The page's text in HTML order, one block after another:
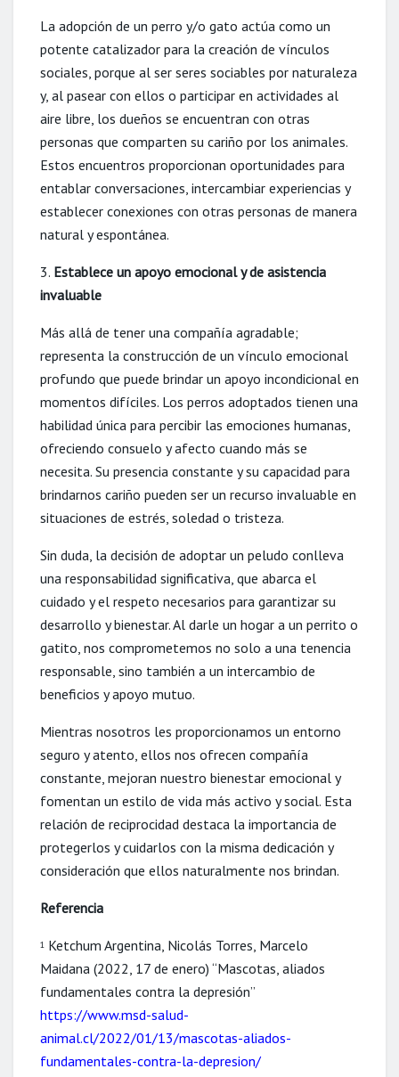
La adopción de un perro y/o gato actúa como un
potente catalizador para la creación de vínculos
sociales, porque al ser seres sociables por naturaleza
y, al pasear con ellos o participar en actividades al
aire libre, los dueños se encuentran con otras
personas que comparten su cariño por los animales.
Estos encuentros proporcionan oportunidades para
entablar conversaciones, intercambiar experiencias y
establecer conexiones con otras personas de manera
natural y espontánea.
3. Establece un apoyo emocional y de asistencia
invaluable
Más allá de tener una compañía agradable;
representa la construcción de un vínculo emocional
profundo que puede brindar un apoyo incondicional en
momentos difíciles. Los perros adoptados tienen una
habilidad única para percibir las emociones humanas,
ofreciendo consuelo y afecto cuando más se
necesita. Su presencia constante y su capacidad para
brindarnos cariño pueden ser un recurso invaluable en
situaciones de estrés, soledad o tristeza.
Sin duda, la decisión de adoptar un peludo conlleva
una responsabilidad significativa, que abarca el
cuidado y el respeto necesarios para garantizar su
desarrollo y bienestar. Al darle un hogar a un perrito o
gatito, nos comprometemos no solo a una tenencia
responsable, sino también a un intercambio de
beneficios y apoyo mutuo.
Mientras nosotros les proporcionamos un entorno
seguro y atento, ellos nos ofrecen compañía
constante, mejoran nuestro bienestar emocional y
fomentan un estilo de vida más activo y social. Esta
relación de reciprocidad destaca la importancia de
protegerlos y cuidarlos con la misma dedicación y
consideración que ellos naturalmente nos brindan.
Referencia
1 Ketchum Argentina, Nicolás Torres, Marcelo
Maidana (2022, 17 de enero) “Mascotas, aliados
fundamentales contra la depresión”
https://www.msd-salud-
animal.cl/2022/01/13/mascotas-aliados-
fundamentales-contra-la-depresion/